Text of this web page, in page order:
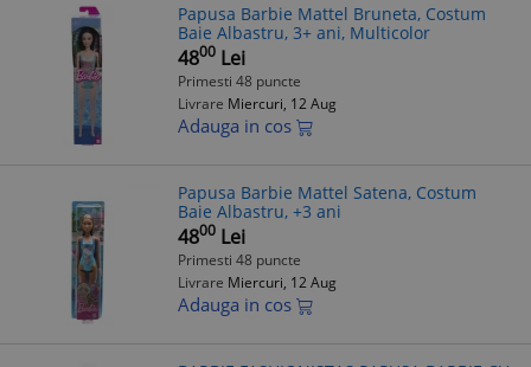
Papusa Barbie Mattel Bruneta, Costum
Baie Albastru, 3+ ani, Multicolor
4800 Lei
Primesti 48 puncte
Livrare Miercuri, 12 Aug
Adauga in cos
Papusa Barbie Mattel Satena, Costum
Baie Albastru, +3 ani
4800 Lei
Primesti 48 puncte
Livrare Miercuri, 12 Aug
Adauga in cos